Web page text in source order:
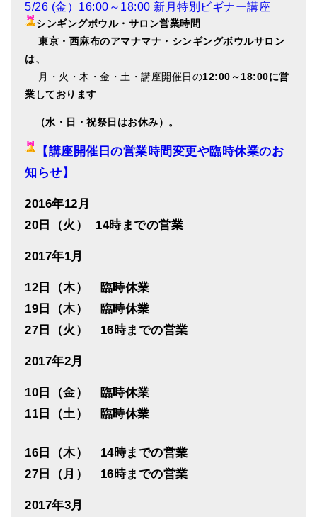
5/26 (金）16:00～18:00 新月特別ビギナー講座
シンギングボウル・サロン営業時間
東京・西麻布のアマナマナ・シンギングボウルサロン
は、
月・火・木・金・土・講座開催日の12:00～18:00に営
業しております
（水・日・祝祭日はお休み）。
【講座開催日の営業時間変更や臨時休業のお
知らせ】
2016年12月
20日（火） 14時までの営業
2017年1月
12日（木） 臨時休業
19日（木） 臨時休業
27日（火） 16時までの営業
2017年2月
10日（金） 臨時休業
11日（土） 臨時休業
16日（木） 14時までの営業
27日（月） 16時までの営業
2017年3月